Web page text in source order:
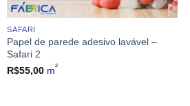
SAFARI
Papel de parede adesivo lavável –
Safari 2
R$55,00 m²